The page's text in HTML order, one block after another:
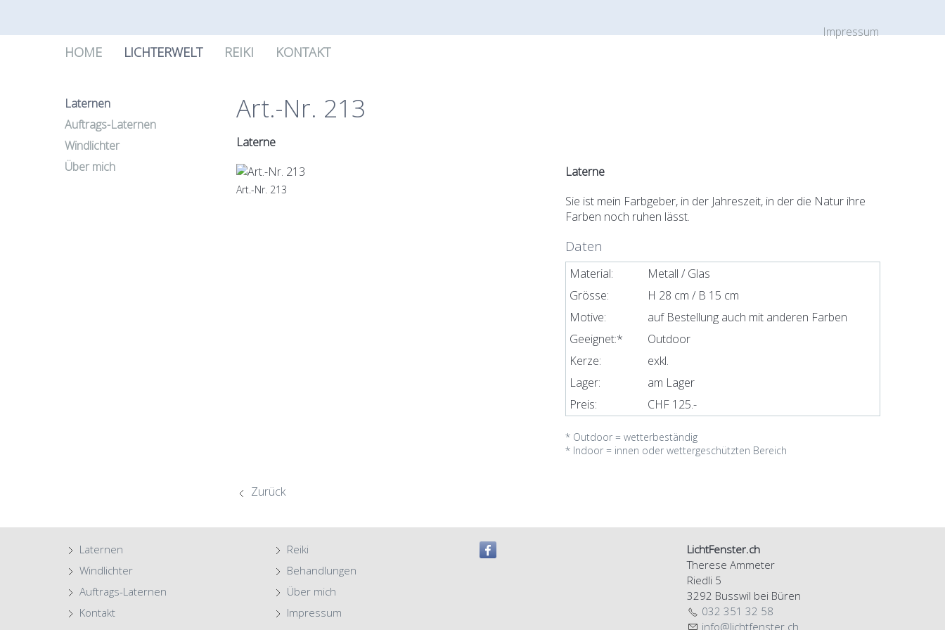
Impressum
HOME LICHTERWELT REIKI KONTAKT
Laternen
Auftrags-Laternen
Windlichter
Über mich
Art.-Nr. 213
Laterne
Art.-Nr. 213
Laterne
Sie ist mein Farbgeber, in der Jahreszeit, in der die Natur ihre
Farben noch ruhen lässt.
Daten
Material:
Metall / Glas
Grösse:
H 28 cm / B 15 cm
Motive:
auf Bestellung auch mit anderen Farben
Geeignet:*
Outdoor
Kerze:
exkl.
Lager:
am Lager
Preis:
CHF 125.-
* Outdoor = wetterbeständig
* Indoor = innen oder wettergeschützten Bereich
Zurück
Laternen
Windlichter
Auftrags-Laternen
Kontakt
Reiki
Behandlungen
Über mich
Impressum
LichtFenster.ch
Therese Ammeter
Riedli 5
3292 Busswil bei Büren
032 351 32 58
nf
l chtf nst r ch